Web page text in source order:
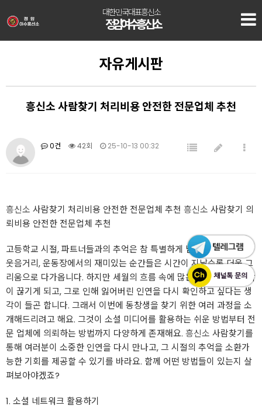
대한민국대표흥신소
정암 여수흥신소
자유게시판
흥신소 사람찾기 처리비용 안전한 전문업체 추천
0건 42회 25-10-13 00:32
흥신소 사람찾기 처리비용 안전한 전문업체 추천 흥신소 사람찾기 의
뢰비용 안전한 전문업체 추천
고등학교 시절, 파트너들과의 추억은 참 특별하게 남아있죠. 함께한
웃음거리, 운동장에서의 재미있는 순간들은 시간이 지날수록 더욱 그
리움으로 다가옵니다. 하지만 세월의 흐름 속에 많은 친구들과의 연락
이 끊기게 되고, 그로 인해 잃어버린 인연을 다시 확인하고 싶다는 생
각이 들곤 합니다. 그래서 이번에 동창생을 찾기 위한 여러 과정을 소
개해드리려고 해요. 그것이 소셜 미디어를 활용하는 쉬운 방법부터 전
문 업체에 의뢰하는 방법까지 다양하게 존재해요. 흥신소 사람찾기를
통해 여러분이 소중한 인연을 다시 만나고, 그 시절의 추억을 소환가
능한 기회를 제공할 수 있기를 바라요. 함께 어떤 방법들이 있는지 살
펴보아야겠죠?
1. 소셜 네트워크 활용하기